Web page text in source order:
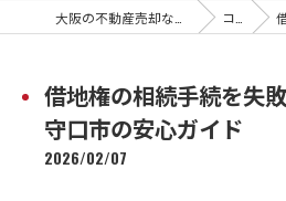
コラム 借
借地権の相続手続を失
守口市の安心ガイド
2026/02/07